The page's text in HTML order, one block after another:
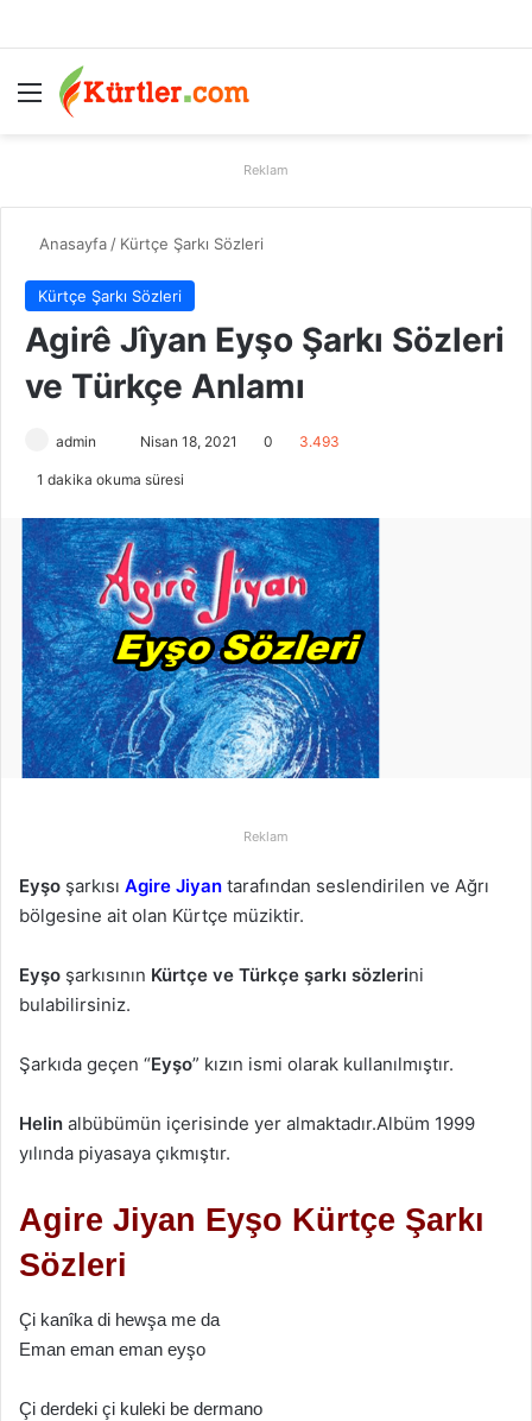
Menü
Reklam
Anasayfa / Kürtçe Şarkı Sözleri
Kürtçe Şarkı Sözleri
Agirê Jîyan Eyşo Şarkı Sözleri
ve Türkçe Anlamı
admin
e
-
p
o
s
t
a
g
ö
n
m
e
Nisan 18, 2021 0 3.493
1 dakika okuma süresi
Reklam
Eyşo şarkısı Agire Jiyan tarafından seslendirilen ve Ağrı
bölgesine ait olan Kürtçe müziktir.
Eyşo şarkısının Kürtçe ve Türkçe şarkı sözlerini
bulabilirsiniz.
Şarkıda geçen “Eyşo” kızın ismi olarak kullanılmıştır.
Helin albübümün içerisinde yer almaktadır.Albüm 1999
yılında piyasaya çıkmıştır.
Agire Jiyan Eyşo Kürtçe Şarkı
Sözleri
Çi kanîka di hewşa me da
Eman eman eman eyşo
Çi derdeki çi kuleki be dermano